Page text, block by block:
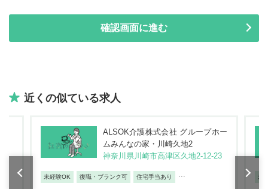
近くの似ている求人
ALSOK介護株式会社 グループホー
ムみんなの家・川崎久地2
神奈川県川崎市高津区久地2-12-23
未経験OK 復職・ブランク可 住宅手当あり 未